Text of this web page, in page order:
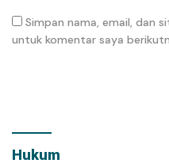
Simpan nama, email, dan
untuk komentar saya
Hukum